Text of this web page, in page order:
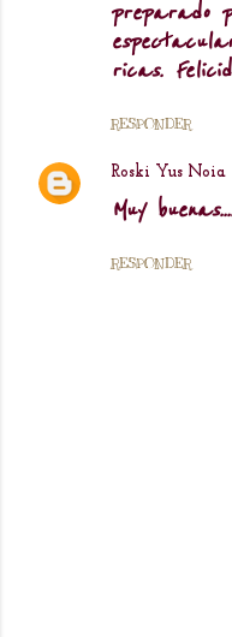
preparado
ricas.
RESPONDER
Roski Yus Noia
Muy
RESPONDER